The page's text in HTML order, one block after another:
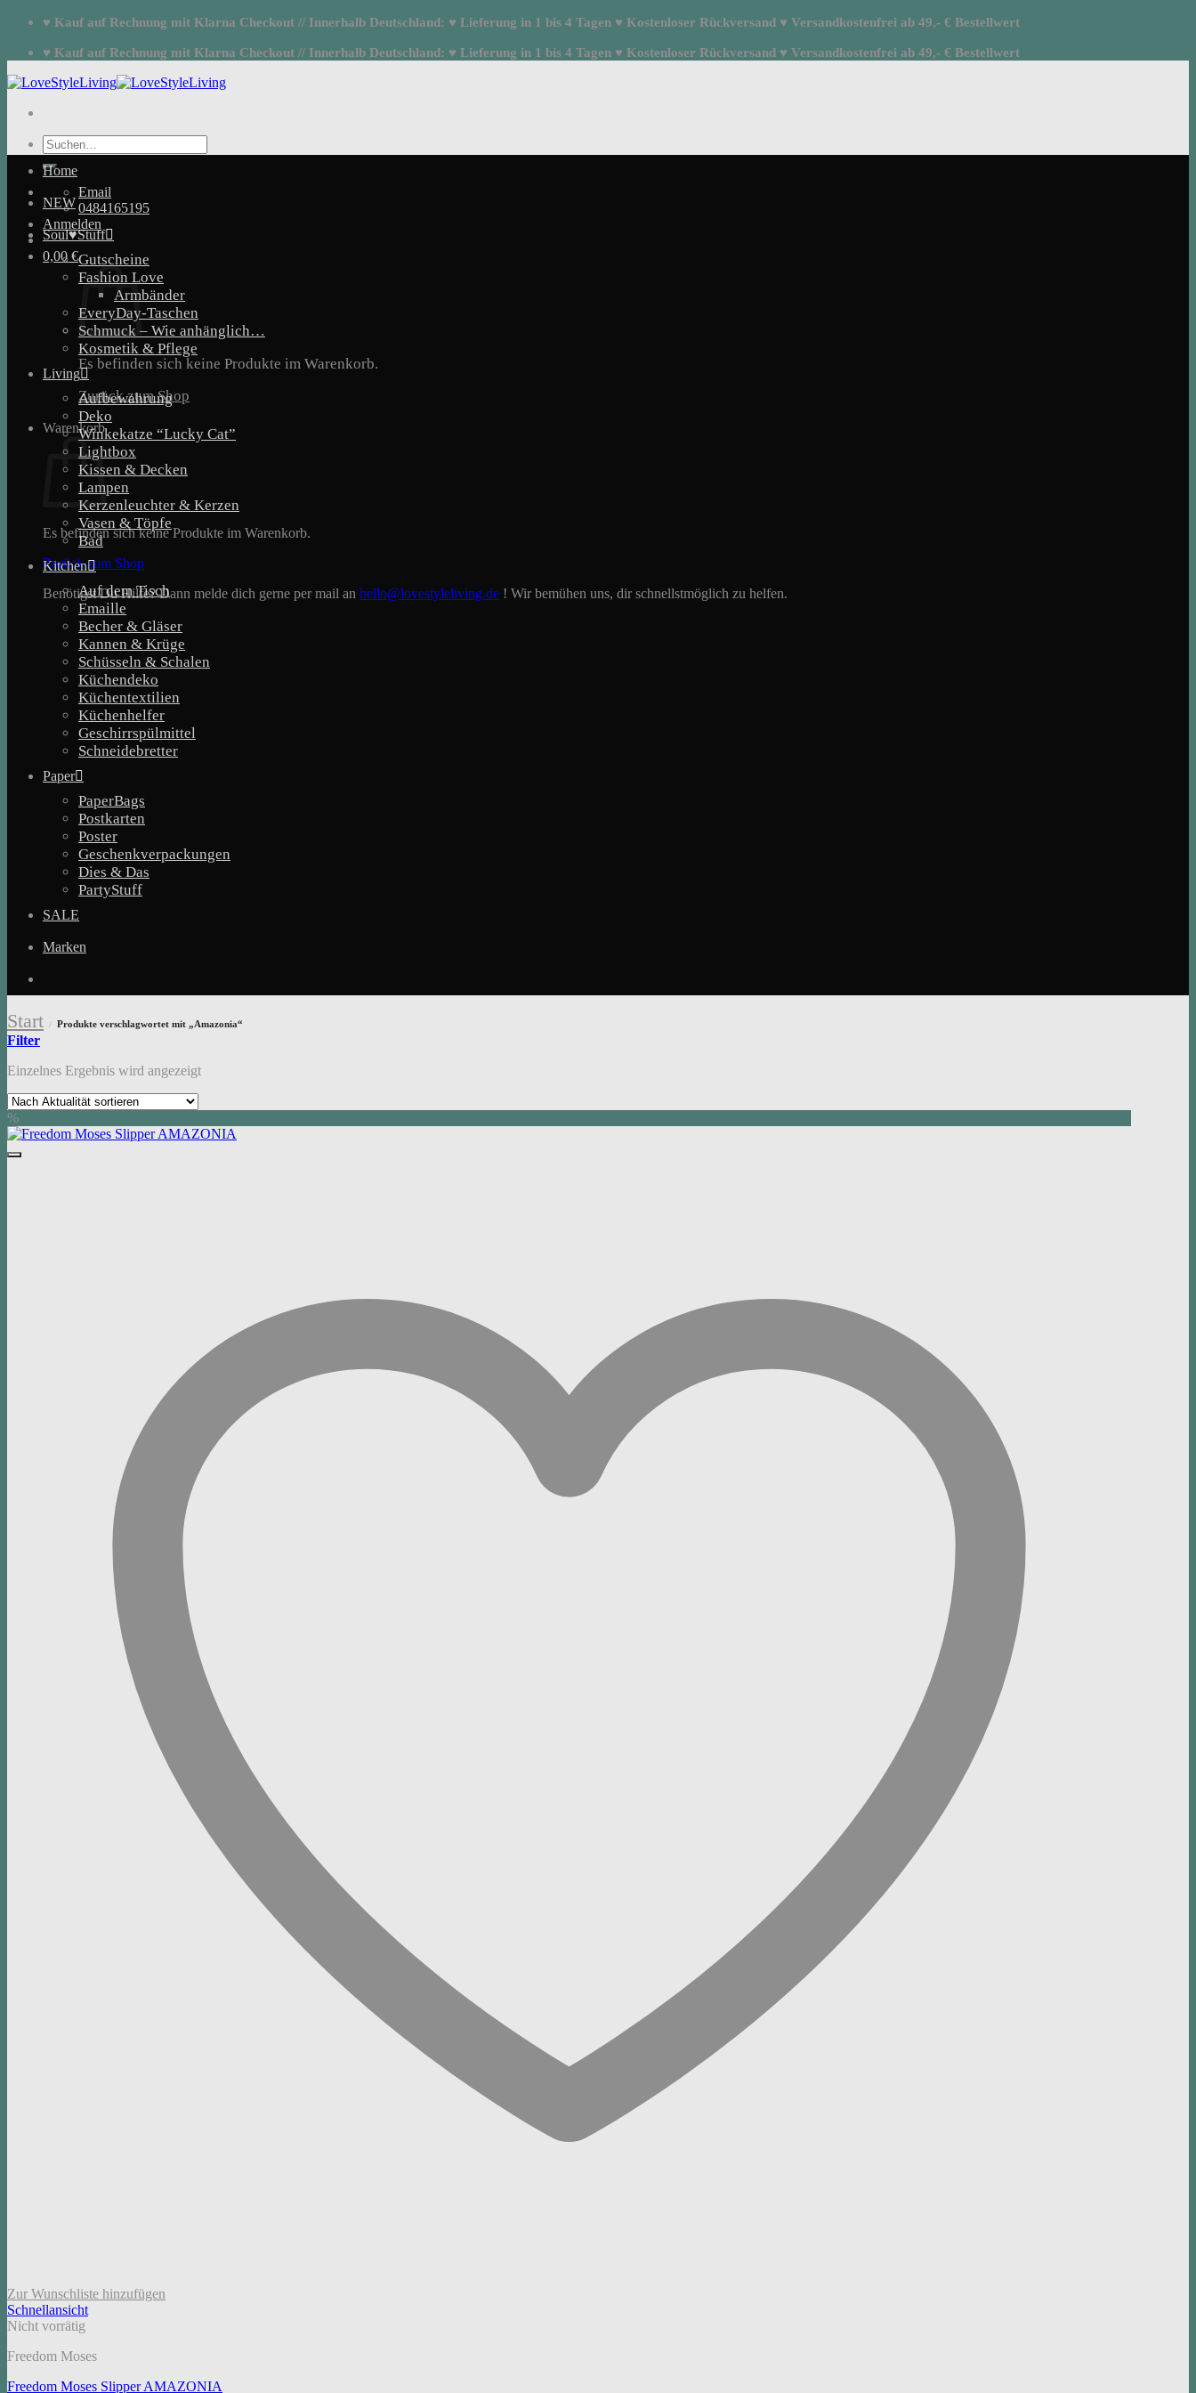
Zum
springen
♥ Kauf auf Rechnung mit Klarna Checkout // Innerhalb Deutschland: ♥ Lieferung in 1 bis 4 Tagen ♥ Kostenloser Rückversand ♥ Versandkostenfrei ab 49,- € Bestellwert
♥ Kauf auf Rechnung mit Klarna Checkout // Innerhalb Deutschland: ♥ Lieferung in 1 bis 4 Tagen ♥ Kostenloser Rückversand ♥ Versandkostenfrei ab 49,- € Bestellwert
Suchen
nach:
Email
0484165195
Anmelden
0,00€
Es befinden sich keine Produkte im Warenkorb.
Zurück zum Shop
Warenkorb
Es befinden sich keine Produkte im Warenkorb.
Zurück zum Shop
Benötigst Du Hilfe? Dann melde dich gerne per mail an hello@lovestyleliving.de ! Wir bemühen uns, dir schnellstmöglich zu helfen.
Home
NEW
Soul♥Stuff
Gutscheine
Fashion Love
Armbänder
EveryDay-Taschen
Schmuck – Wie anhänglich…
Kosmetik & Pflege
Living
Aufbewahrung
Deko
Winkekatze “Lucky Cat”
Lightbox
Kissen & Decken
Lampen
Kerzenleuchter & Kerzen
Vasen & Töpfe
Bad
Kitchen
Auf dem Tisch
Emaille
Becher & Gläser
Kannen & Krüge
Schüsseln & Schalen
Küchendeko
Küchentextilien
Küchenhelfer
Geschirrspülmittel
Schneidebretter
Paper
PaperBags
Postkarten
Poster
Geschenkverpackungen
Dies & Das
PartyStuff
SALE
Marken
Start / Produkte verschlagwortet mit „Amazonia“
Filter
Einzelnes Ergebnis wird angezeigt
%
Zur Wunschliste hinzufügen
Schnellansicht
Nicht vorrätig
Freedom Moses
Freedom Moses Slipper AMAZONIA